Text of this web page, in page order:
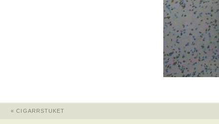
« CIGARRSTUKET